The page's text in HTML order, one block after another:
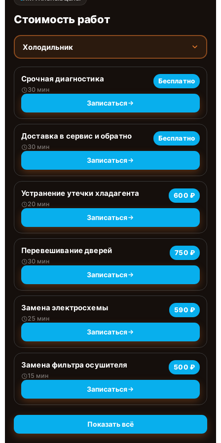
Стоимость работ
Холодильник
Срочная диагностика
30 мин
Бесплатно
Записаться
Доставка в сервис и обратно
30 мин
Бесплатно
Записаться
Устранение утечки хладагента
20 мин
600 ₽
Записаться
Перевешивание дверей
30 мин
750 ₽
Записаться
Замена электросхемы
25 мин
590 ₽
Записаться
Замена фильтра осушителя
15 мин
500 ₽
Записаться
Показать всё